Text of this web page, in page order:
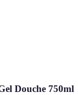
Douche 750ml